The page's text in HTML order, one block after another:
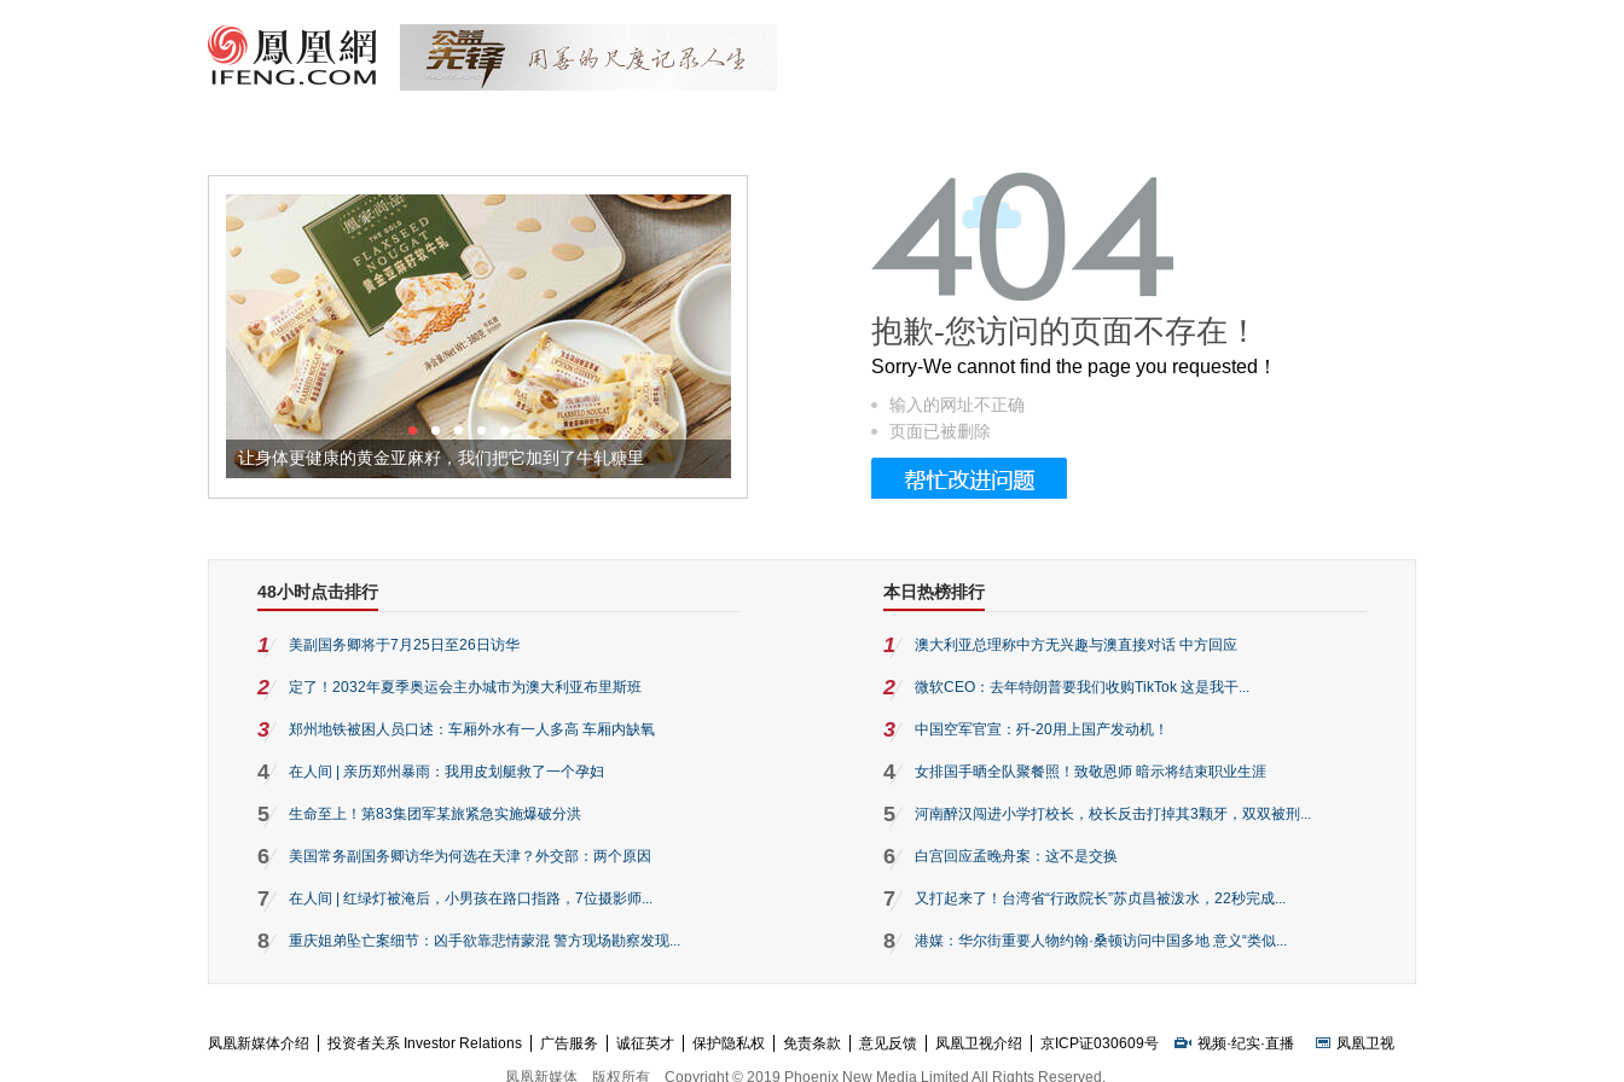
让身体更健康的黄金亚麻籽，我们把它加到了牛轧糖里 被列入佛家七宝的它到底有多美？
抱歉-您访问的页面不存在！
Sorry-We cannot find the page you requested！
输入的网址不正确
页面已被删除
48小时点击排行
1 美副国务卿将于7月25日至26日访华
2 定了！2032年夏季奥运会主办城市为澳大利亚布里斯班
3 郑州地铁被困人员口述：车厢外水有一人多高 车厢内缺氧
4 在人间 | 亲历郑州暴雨：我用皮划艇救了一个孕妇
5 生命至上！第83集团军某旅紧急实施爆破分洪
6 美国常务副国务卿访华为何选在天津？外交部：两个原因
7 在人间 | 红绿灯被淹后，小男孩在路口指路，7位摄影师...
8 重庆姐弟坠亡案细节：凶手欲靠悲情蒙混 警方现场勘察发现...
本日热榜排行
1 澳大利亚总理称中方无兴趣与澳直接对话 中方回应
2 微软CEO：去年特朗普要我们收购TikTok 这是我干...
3 中国空军官宣：歼-20用上国产发动机！
4 女排国手晒全队聚餐照！致敬恩师 暗示将结束职业生涯
5 河南醉汉闯进小学打校长，校长反击打掉其3颗牙，双双被刑...
6 白宫回应孟晚舟案：这不是交换
7 又打起来了！台湾省“行政院长”苏贞昌被泼水，22秒完成...
8 港媒：华尔街重要人物约翰·桑顿访问中国多地 意义“类似...
凤凰新媒体介绍 投资者关系 Investor Relations 广告服务 诚征英才 保护隐私权 免责条款 意见反馈 凤凰卫视介绍 京ICP证030609号 视频·纪实·直播
凤凰卫视
凤凰新媒体
版权所有 Copyright © 2019 Phoenix New Media Limited All Rights Reserved.